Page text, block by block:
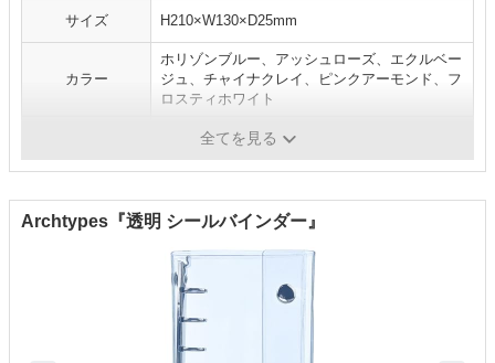
サイズ H210×W130×D25mm
カラー
ホリゾンブルー、アッシュローズ、エクルベー
ジュ、チャイナクレイ、ピンクアーモンド、フ
ロスティホワイト
カミオジャパン
全てを見る
Archtypes『透明 シールバインダー』